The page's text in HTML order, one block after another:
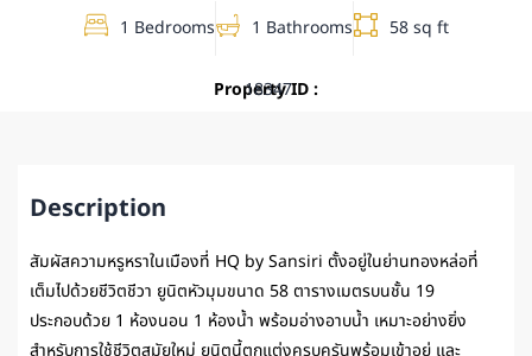
1 Bedrooms 1 Bathrooms 58 sq ft
Property ID :
18347
Description
สัมผัสความหรูหราในเมืองที่ HQ by Sansiri ตั้งอยู่ในย่านทองหล่อที่
เต็มไปด้วยชีวิตชีวา ยูนิตหัวมุมขนาด 58 ตารางเมตรบนชั้น 19
ประกอบด้วย 1 ห้องนอน 1 ห้องน้ำ พร้อมอ่างอาบน้ำ เหมาะอย่างยิ่ง
สำหรับการใช้ชีวิตสมัยใหม่ ยูนิตนี้ตกแต่งครบครันพร้อมเข้าอยู่ และ